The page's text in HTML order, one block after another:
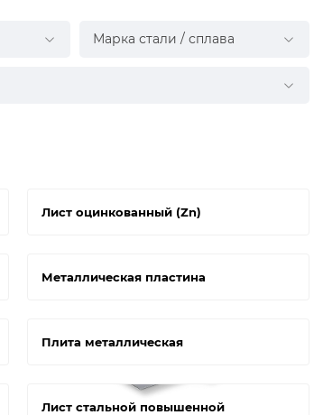
Марка стали / сплава
Лист оцинкованный (Zn)
Металлическая пластина
Плита металлическая
Лист стальной повышенной